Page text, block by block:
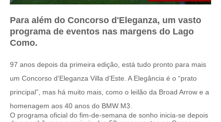
Para além do Concorso d'Eleganza, um vasto
programa de eventos nas margens do Lago
Como.
97 anos depois da primeira edição, está tudo pronto para mais
um Concorso d'Eleganza Villa d’Este. A Elegância é o “prato
principal”, mas há muito mais, como o leilão da Broad Arrow e a
homenagem aos 40 anos do BMW M3.
O programa oficial do fim-de-semana de sonho inicia-se depois